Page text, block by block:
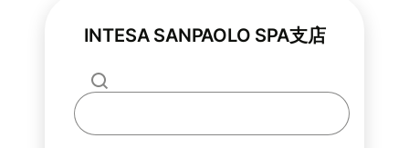
INTESA SANPAOLO SPA支店